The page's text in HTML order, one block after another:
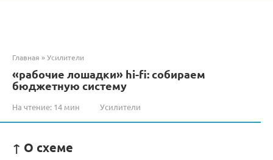
Главная »Усилители
«рабочие лошадки» hi-fi: собираем
бюджетную систему
На чтение: 14 мин Усилители
↑ О схеме